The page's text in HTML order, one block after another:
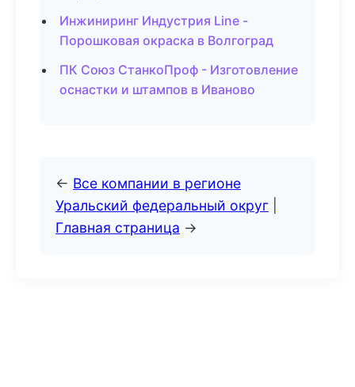
Инжиниринг Индустрия Line -
Порошковая окраска в Волгоград
ПК Союз СтанкоПроф - Изготовление
оснастки и штампов в Иваново
← Все компании в регионе
Уральский федеральный округ
Главная страница →